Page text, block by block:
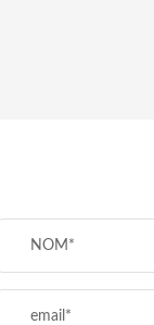
NOM*
email*